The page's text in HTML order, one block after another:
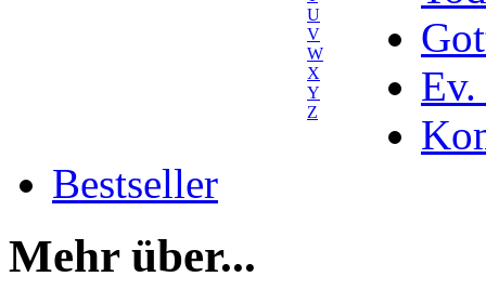
U
V
W
X
Y
Z
Ev.
Bestseller
Mehr über...